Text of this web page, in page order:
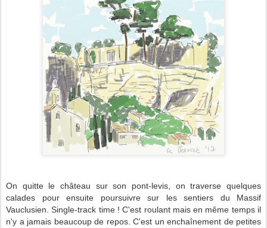
On quitte le château sur son pont-levis, on traverse quelques
calades pour ensuite poursuivre sur les sentiers du Massif
Vauclusien. Single-track time ! C'est roulant mais en même temps il
n'y a jamais beaucoup de repos. C'est un enchaînement de petites